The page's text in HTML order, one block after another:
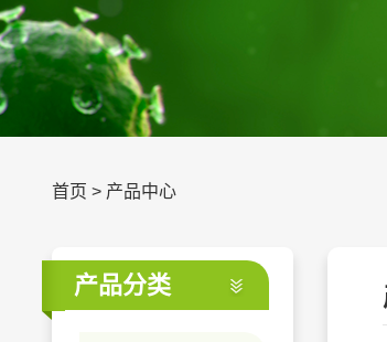
首页 > 产品中心
产品分类